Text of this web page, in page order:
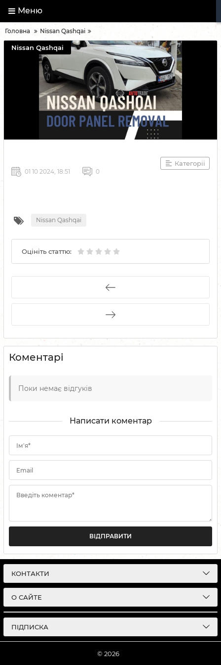
Меню
Головна Nissan Qashqai
Nissan Qashqai
Категорії
01 10 2024, 18:51 0
Nissan Qashqai
Оцініть статтю:
Коментарі
Поки немає відгуків
Написати коментар
Ім'я*
Email
Введіть коментар*
ВІДПРАВИТИ
КОНТАКТИ
О САЙТЕ
ПІДПИСКА
© 2026